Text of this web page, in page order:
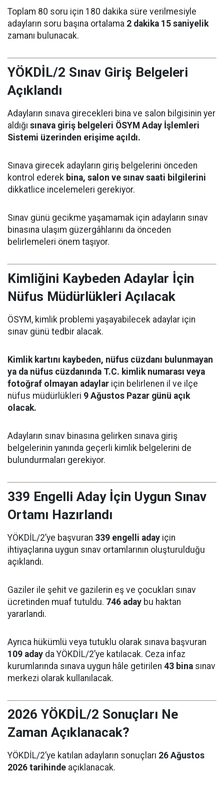
Toplam 80 soru için 180 dakika süre verilmesiyle
adayların soru başına ortalama 2 dakika 15 saniyelik
zamanı bulunacak.
YÖKDİL/2 Sınav Giriş Belgeleri
Açıklandı
Adayların sınava girecekleri bina ve salon bilgisinin yer
aldığı sınava giriş belgeleri ÖSYM Aday İşlemleri
Sistemi üzerinden erişime açıldı.
Sınava girecek adayların giriş belgelerini önceden
kontrol ederek bina, salon ve sınav saati bilgilerini
dikkatlice incelemeleri gerekiyor.
Sınav günü gecikme yaşamamak için adayların sınav
binasına ulaşım güzergâhlarını da önceden
belirlemeleri önem taşıyor.
Kimliğini Kaybeden Adaylar İçin
Nüfus Müdürlükleri Açılacak
ÖSYM, kimlik problemi yaşayabilecek adaylar için
sınav günü tedbir alacak.
Kimlik kartını kaybeden, nüfus cüzdanı bulunmayan
ya da nüfus cüzdanında T.C. kimlik numarası veya
fotoğraf olmayan adaylar için belirlenen il ve ilçe
nüfus müdürlükleri 9 Ağustos Pazar günü açık
olacak.
Adayların sınav binasına gelirken sınava giriş
belgelerinin yanında geçerli kimlik belgelerini de
bulundurmaları gerekiyor.
339 Engelli Aday İçin Uygun Sınav
Ortamı Hazırlandı
YÖKDİL/2’ye başvuran 339 engelli aday için
ihtiyaçlarına uygun sınav ortamlarının oluşturulduğu
açıklandı.
Gaziler ile şehit ve gazilerin eş ve çocukları sınav
ücretinden muaf tutuldu. 746 aday bu haktan
yararlandı.
Ayrıca hükümlü veya tutuklu olarak sınava başvuran
109 aday da YÖKDİL/2’ye katılacak. Ceza infaz
kurumlarında sınava uygun hâle getirilen 43 bina sınav
merkezi olarak kullanılacak.
2026 YÖKDİL/2 Sonuçları Ne
Zaman Açıklanacak?
YÖKDİL/2’ye katılan adayların sonuçları 26 Ağustos
2026 tarihinde açıklanacak.